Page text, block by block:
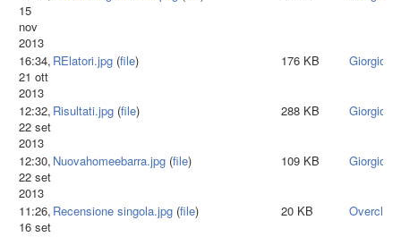
15
nov
2013
16:34,
21 ott
2013
RElatori.jpg (file) 176 KB
12:32,
22 set
2013
Risultati.jpg (file) 288 KB
12:30,
22 set
2013
Nuovahomeebarra.jpg (file) 109 KB
11:26,
16 set
Recensione singola.jpg (file) 20 KB Overclokk